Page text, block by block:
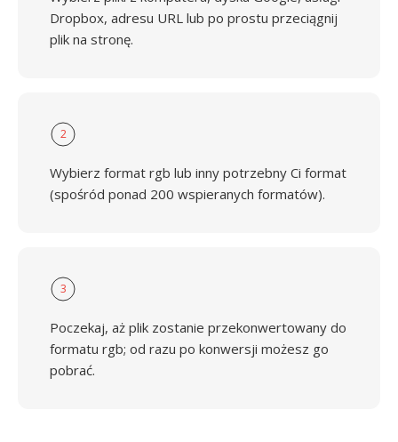
Dropbox, adresu URL lub po prostu przeciągnij
plik na stronę.
2
Wybierz format rgb lub inny potrzebny Ci format
(spośród ponad 200 wspieranych formatów).
3
Poczekaj, aż plik zostanie przekonwertowany do
formatu rgb; od razu po konwersji możesz go
pobrać.